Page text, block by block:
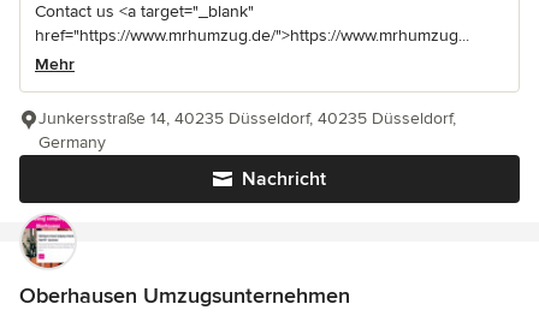
Contact us <a target="_blank"
href="https://www.mrhumzug.de/">https://www.mrhumzug...
Mehr
Nachricht
Junkersstraße 14, 40235 Düsseldorf, 40235 Düsseldorf,
Germany
Oberhausen Umzugsunternehmen